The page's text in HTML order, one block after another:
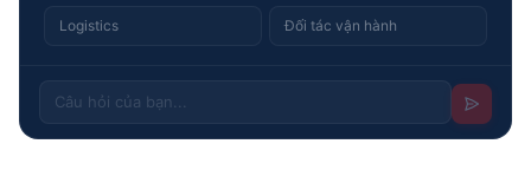
Logistics Đối tác vận hành